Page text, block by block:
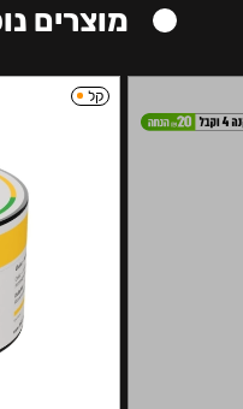
מוצרים
קל